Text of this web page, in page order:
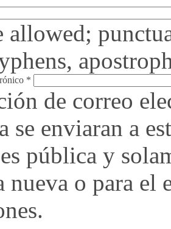
allowed;
*
de correo
se enviaran a
pública y
nueva o para